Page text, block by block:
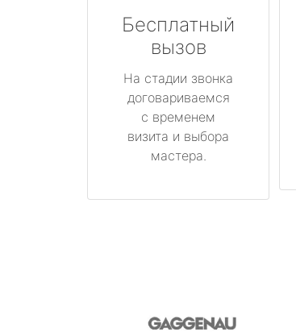
Бесплатный
вызов
На стадии звонка
договариваемся
с временем
визита и выбора
мастера.